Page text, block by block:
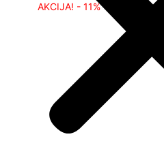
AKCIJA! - 11%